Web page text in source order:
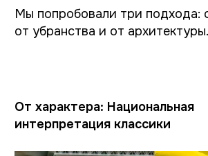
другое
+7
Я даю согласие на обработку персональных